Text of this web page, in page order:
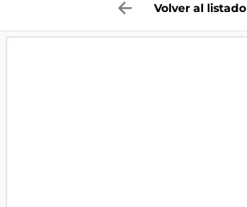
Volver al listado